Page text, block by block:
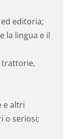
editoria;
la lingua e il
trattorie,
e altri
o seriosi;